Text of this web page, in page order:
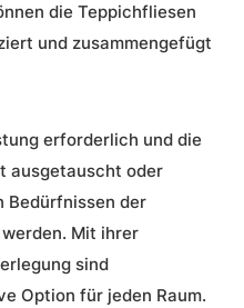
die Teppichfliesen
und zusammengefügt
erforderlich und die
ausgetauscht oder
Bedürfnissen der
Mit ihrer
sind
Option für jeden Raum.